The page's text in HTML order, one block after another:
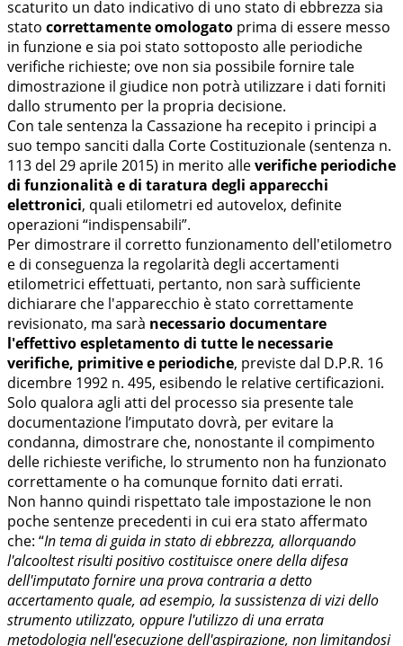
scaturito un dato indicativo di uno stato di ebbrezza sia
stato correttamente omologato prima di essere messo
in funzione e sia poi stato sottoposto alle periodiche
verifiche richieste; ove non sia possibile fornire tale
dimostrazione il giudice non potrà utilizzare i dati forniti
dallo strumento per la propria decisione.
Con tale sentenza la Cassazione ha recepito i principi a
suo tempo sanciti dalla Corte Costituzionale (sentenza n.
113 del 29 aprile 2015) in merito alleverifiche periodiche
di funzionalità e di taratura degli apparecchi
elettronici, quali etilometri ed autovelox, definite
operazioni “indispensabili”.
Per dimostrare il corretto funzionamento dell'etilometro
e di conseguenza la regolarità degli accertamenti
etilometrici effettuati, pertanto, non sarà sufficiente
dichiarare che l'apparecchio è stato correttamente
revisionato, ma sarà necessario documentare
l'effettivo espletamento di tutte le necessarie
verifiche, primitive e periodiche, previste dal D.P.R. 16
dicembre 1992 n. 495, esibendo le relative certificazioni.
Solo qualora agli atti del processo sia presente tale
documentazione l’imputato dovrà, per evitare la
condanna, dimostrare che, nonostante il compimento
delle richieste verifiche, lo strumento non ha funzionato
correttamente o ha comunque fornito dati errati.
Non hanno quindi rispettato tale impostazione le non
poche sentenze precedenti in cui era stato affermato
che: “In tema di guida in stato di ebbrezza, allorquando
l'alcooltest risulti positivo costituisce onere della difesa
dell'imputato fornire una prova contraria a detto
accertamento quale, ad esempio, la sussistenza di vizi dello
strumento utilizzato, oppure l'utilizzo di una errata
metodologia nell'esecuzione dell'aspirazione, non limitandosi